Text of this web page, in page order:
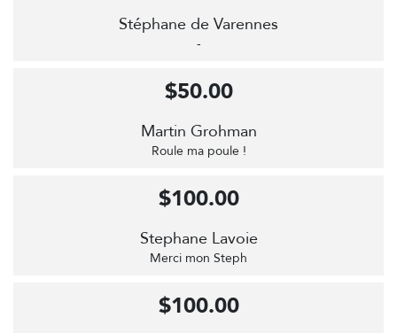
Stéphane de Varennes
-
Martin Grohman
Roule ma poule !
$50.00
Stephane Lavoie
Merci mon Steph
$100.00
$100.00